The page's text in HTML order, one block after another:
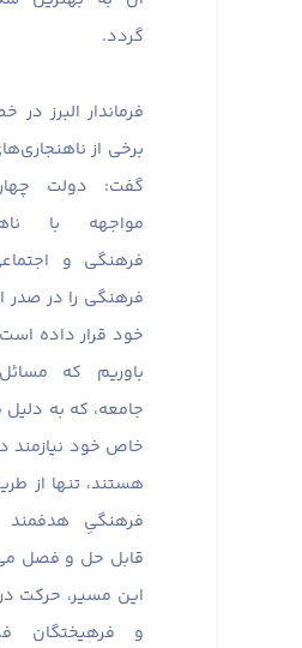
گردد.
فرماندار البرز
برخی از
گفت: دولت
مواجهه با
فرهنگی و
فرهنگی را در صدر
خود قرار داده
باوریم که
جامعه، که به
خاص خود نیازمند
هستند، تنها از
فرهنگیِ
قابل حل و فصل
این مسیر، حرکت
و فرهیختگان